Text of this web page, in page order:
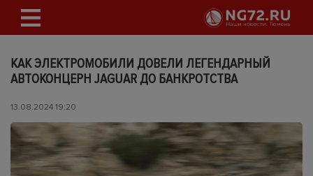
КАК ЭЛЕКТРОМОБИЛИ ДОВЕЛИ ЛЕГЕНДАРНЫЙ
АВТОКОНЦЕРН JAGUAR ДО БАНКРОТСТВА
13.08.2024 19:20